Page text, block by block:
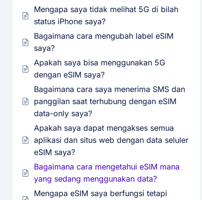
Mengapa saya tidak melihat 5G di bilah
status iPhone saya?
Bagaimana cara mengubah label eSIM
saya?
Apakah saya bisa menggunakan 5G
dengan eSIM saya?
Bagaimana cara saya menerima SMS dan
panggilan saat terhubung dengan eSIM
data-only saya?
Apakah saya dapat mengakses semua
aplikasi dan situs web dengan data seluler
eSIM saya?
Bagaimana cara mengetahui eSIM mana
yang sedang menggunakan data?
Mengapa eSIM saya berfungsi tetapi